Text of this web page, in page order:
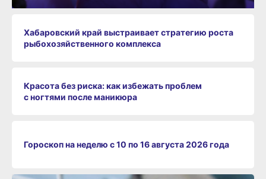
Хабаровский край выстраивает стратегию роста
рыбохозяйственного комплекса
Красота без риска: как избежать проблем
с ногтями после маникюра
Гороскоп на неделю с 10 по 16 августа 2026 года